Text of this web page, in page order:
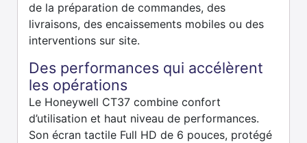
de la préparation de commandes, des
livraisons, des encaissements mobiles ou des
interventions sur site.
Des performances qui accélèrent
les opérations
Le Honeywell CT37 combine confort
d’utilisation et haut niveau de performances.
Son écran tactile Full HD de 6 pouces, protégé